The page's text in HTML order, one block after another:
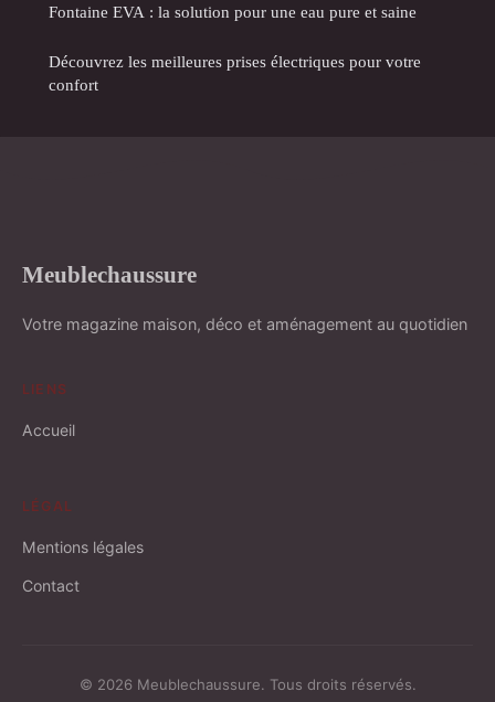
Fontaine EVA : la solution pour une eau pure et saine
Découvrez les meilleures prises électriques pour votre
confort
Meublechaussure
Votre magazine maison, déco et aménagement au quotidien
LIENS
Accueil
LÉGAL
Mentions légales
Contact
© 2026 Meublechaussure. Tous droits réservés.